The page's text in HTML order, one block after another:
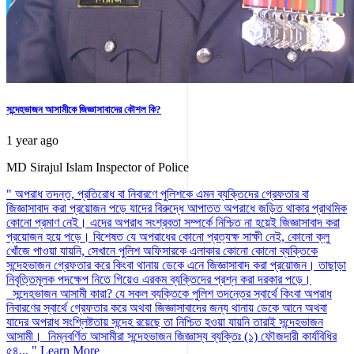
সন্দেহভাজন আসামীকে জিজ্ঞাসাবাদের কৌশল কি?
1 year ago
MD Sirajul Islam Inspector of Police
" অপরাধ তদন্ত, প্রতিরোধ বা নিবারণে পুলিশকে এমন ব্যক্তিদের গ্রেফতার বা
জিজ্ঞাসাবাদ করা প্রয়োজন পড়ে যাদের বিরুদ্ধে আপাতত অপরাধে জড়িত থাকার প্রাথমিক
কোনো প্রমাণ নেই। এদের অপরাধ সংশ্রবতা সম্পর্কে নিশ্চিত না হয়েই জিজ্ঞাসাবাদ করা
প্রয়োজন হয়ে পড়ে। বিশেষত যে অপরাধের কোনো প্রত্যক্ষ সাক্ষী নেই, কোনো ক্লু
খোঁজে পাওয়া যায়নি, সেখানে পুলিশ অফিসারকে এলাকার কোনো কোনো ব্যক্তিকে
সন্দেহভাজন গ্রেফতার করে কিংবা থানায় ডেকে এনে জিজ্ঞাসাবাদ করা প্রয়োজন। তাছাড়া
নিবৃত্তিমূলক পদক্ষেপ নিতে গিয়েও এরকম ব্যক্তিদের প্রশ্ন করা দরকার পড়ে।
সন্দেহভাজন আসামী কারা? যে সকল ব্যক্তিকে পুলিশ তদন্তের স্বার্থে কিংবা অপরাধ
নিবারণের স্বার্থে গ্রেফতার করে অথবা জিজ্ঞাসাবাদের জন্য থানায় ডেকে আনে অথবা
যাদের অপরাধ সংশ্লিষ্টতায় সন্দেহ রয়েছে তা নিশ্চিত হওয়া যায়নি তারাই সন্দেহভাজন
আসামী। নিম্নবর্ণিত আসামীরা সন্দেহভাজন জিজ্ঞাস্য ব্যক্তিঃ (১) ফৌজদারী কার্যবিধির
৫৪... " Learn More